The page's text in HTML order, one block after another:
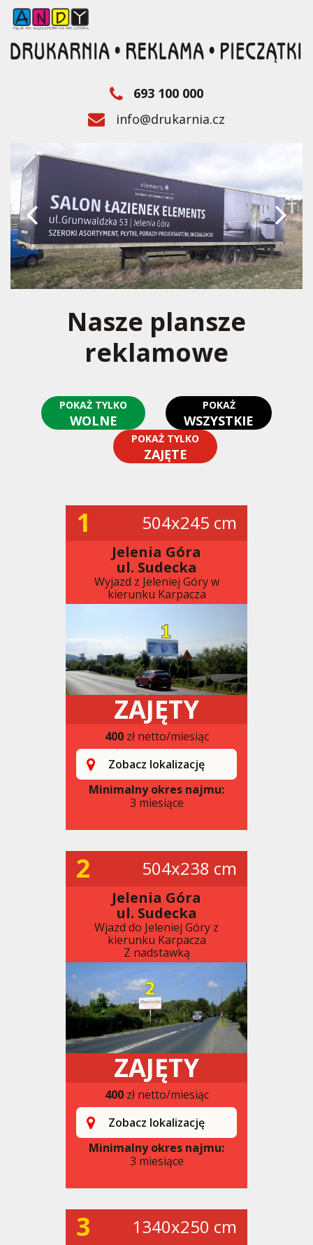
693 100 000
info@drukarnia.cz
Nasze plansze
reklamowe
POKAŻ TYLKO
WOLNE
POKAŻ
WSZYSTKIE
POKAŻ TYLKO
ZAJĘTE
1 504x245 cm
Jelenia Góra
ul. Sudecka
Wyjazd z Jeleniej Góry w
kierunku Karpacza
ZAJĘTY
400zł netto/miesiąc
Zobacz lokalizację
Minimalny okres najmu:
3 miesiące
2 504x238 cm
Jelenia Góra
ul. Sudecka
Wjazd do Jeleniej Góry z
kierunku Karpacza
Z nadstawką
ZAJĘTY
400zł netto/miesiąc
Zobacz lokalizację
Minimalny okres najmu:
3 miesiące
3 1340x250 cm